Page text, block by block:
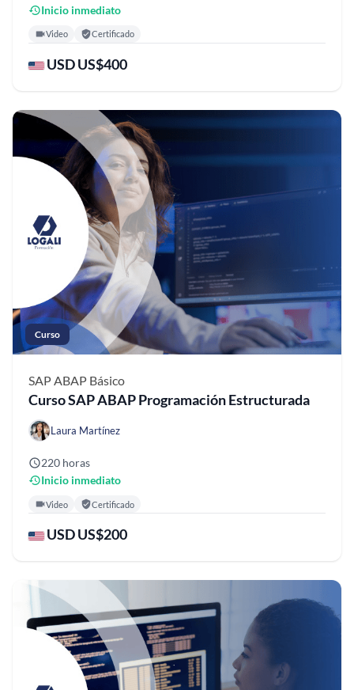
Inicio inmediato
Video Certificado
USD US$400
Curso
SAP ABAP Básico
Curso SAP ABAP Programación Estructurada
Laura Martínez
220 horas
Inicio inmediato
Video Certificado
USD US$200